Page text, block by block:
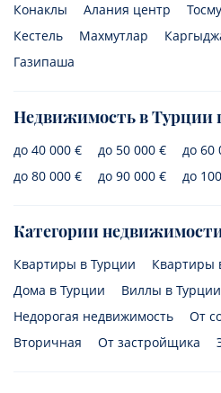
Конаклы
Алания центр
Кестель
Махмутлар
Газипаша
Недвижимость в Турции
до 40 000 € до 50 000 € до 60
до 80 000 €
до 90 000 € до
Категории
Квартиры в Турции
Квартиры
Дома в Турции
Виллы в Турции
Недорогая недвижимость
От
Вторичная
От застройщика